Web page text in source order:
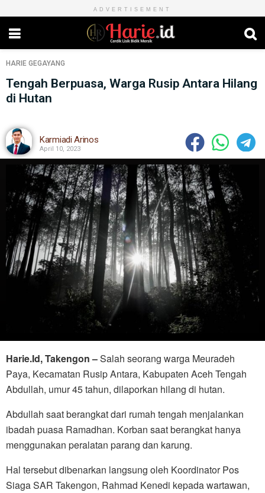
ADVERTISEMENT
HARIE GEGAYANG
Tengah Berpuasa, Warga Rusip Antara Hilang
di Hutan
Karmiadi Arinos
April 10, 2023
Harie.Id, Takengon –Salah seorang warga Meuradeh
Paya, Kecamatan Rusip Antara, Kabupaten Aceh Tengah
Abdullah, umur 45 tahun, dilaporkan hilang di hutan.
Abdullah saat berangkat dari rumah tengah menjalankan
ibadah puasa Ramadhan. Korban saat berangkat hanya
menggunakan peralatan parang dan karung.
Hal tersebut dibenarkan langsung oleh Koordinator Pos
Siaga SAR Takengon, Rahmad Kenedi kepada wartawan,